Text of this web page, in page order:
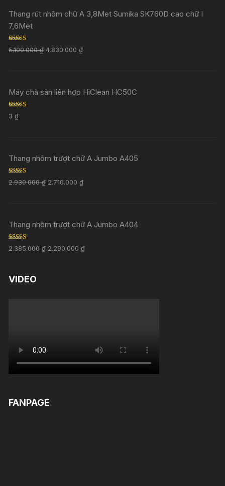
Thang rút nhôm chữ A 3,8Met Sumika SK760D cao chữ I
7,6Met
Rated5.00
out of 5
5.100.000₫ 4.830.000₫
Máy chà sàn liên hợp HiClean HC50C
Rated
out of 5
3₫
Thang nhôm trượt chữ A Jumbo A405
Rated 5.00
out of 5
2.930.000₫ 2.710.000₫
Thang nhôm trượt chữ A Jumbo A404
Rated 5.00
out of 5
2.385.000₫ 2.290.000₫
VIDEO
FANPAGE